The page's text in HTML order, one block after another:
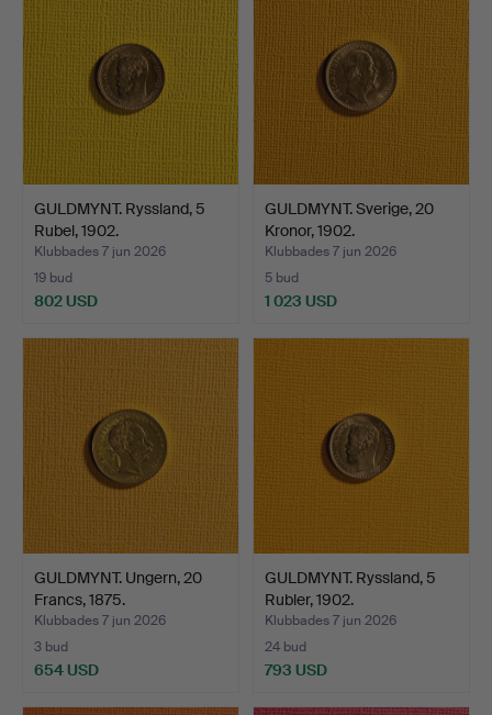
GULDMYNT. Ryssland, 5
Rubel, 1902.
Klubbades 7 jun 2026
19 bud
802 USD
GULDMYNT. Sverige, 20
Kronor, 1902.
Klubbades 7 jun 2026
5 bud
1 023 USD
GULDMYNT. Ungern, 20
Francs, 1875.
Klubbades 7 jun 2026
3 bud
654 USD
GULDMYNT. Ryssland, 5
Rubler, 1902.
Klubbades 7 jun 2026
24 bud
793 USD